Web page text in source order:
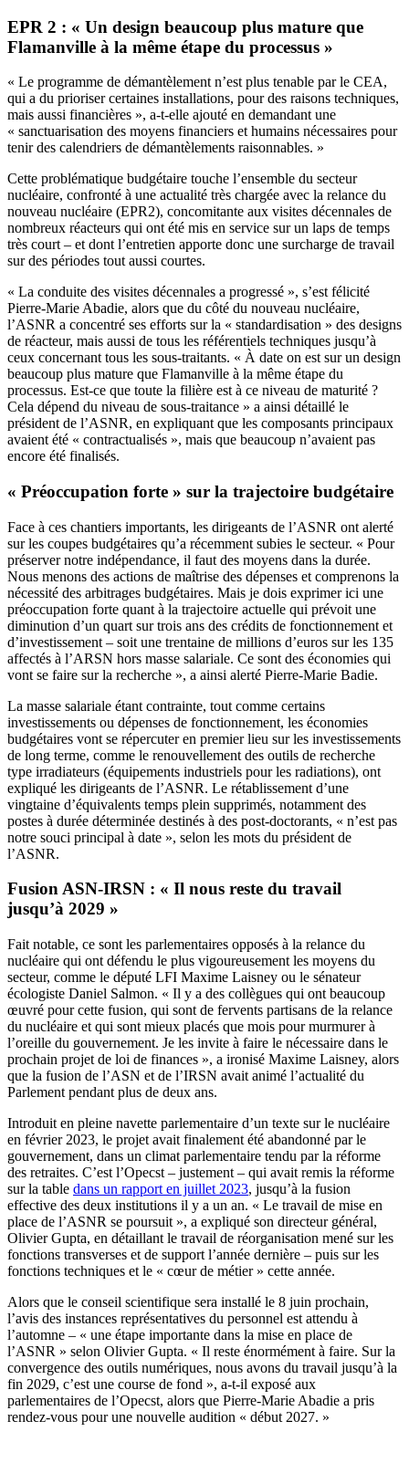
EPR 2 : « Un design beaucoup plus mature que
Flamanville à la même étape du processus »
« Le programme de démantèlement n’est plus tenable par le CEA,
qui a du prioriser certaines installations, pour des raisons techniques,
mais aussi financières », a-t-elle ajouté en demandant une
« sanctuarisation des moyens financiers et humains nécessaires pour
tenir des calendriers de démantèlements raisonnables. »
Cette problématique budgétaire touche l’ensemble du secteur
nucléaire, confronté à une actualité très chargée avec la relance du
nouveau nucléaire (EPR2), concomitante aux visites décennales de
nombreux réacteurs qui ont été mis en service sur un laps de temps
très court – et dont l’entretien apporte donc une surcharge de travail
sur des périodes tout aussi courtes.
« La conduite des visites décennales a progressé », s’est félicité
Pierre-Marie Abadie, alors que du côté du nouveau nucléaire,
l’ASNR a concentré ses efforts sur la « standardisation » des designs
de réacteur, mais aussi de tous les référentiels techniques jusqu’à
ceux concernant tous les sous-traitants. « À date on est sur un design
beaucoup plus mature que Flamanville à la même étape du
processus. Est-ce que toute la filière est à ce niveau de maturité ?
Cela dépend du niveau de sous-traitance » a ainsi détaillé le
président de l’ASNR, en expliquant que les composants principaux
avaient été « contractualisés », mais que beaucoup n’avaient pas
encore été finalisés.
« Préoccupation forte » sur la trajectoire budgétaire
Face à ces chantiers importants, les dirigeants de l’ASNR ont alerté
sur les coupes budgétaires qu’a récemment subies le secteur. « Pour
préserver notre indépendance, il faut des moyens dans la durée.
Nous menons des actions de maîtrise des dépenses et comprenons la
nécessité des arbitrages budgétaires. Mais je dois exprimer ici une
préoccupation forte quant à la trajectoire actuelle qui prévoit une
diminution d’un quart sur trois ans des crédits de fonctionnement et
d’investissement – soit une trentaine de millions d’euros sur les 135
affectés à l’ARSN hors masse salariale. Ce sont des économies qui
vont se faire sur la recherche », a ainsi alerté Pierre-Marie Badie.
La masse salariale étant contrainte, tout comme certains
investissements ou dépenses de fonctionnement, les économies
budgétaires vont se répercuter en premier lieu sur les investissements
de long terme, comme le renouvellement des outils de recherche
type irradiateurs (équipements industriels pour les radiations), ont
expliqué les dirigeants de l’ASNR. Le rétablissement d’une
vingtaine d’équivalents temps plein supprimés, notamment des
postes à durée déterminée destinés à des post-doctorants, « n’est pas
notre souci principal à date », selon les mots du président de
l’ASNR.
Fusion ASN-IRSN : « Il nous reste du travail
jusqu’à 2029 »
Fait notable, ce sont les parlementaires opposés à la relance du
nucléaire qui ont défendu le plus vigoureusement les moyens du
secteur, comme le député LFI Maxime Laisney ou le sénateur
écologiste Daniel Salmon. « Il y a des collègues qui ont beaucoup
œuvré pour cette fusion, qui sont de fervents partisans de la relance
du nucléaire et qui sont mieux placés que mois pour murmurer à
l’oreille du gouvernement. Je les invite à faire le nécessaire dans le
prochain projet de loi de finances », a ironisé Maxime Laisney, alors
que la fusion de l’ASN et de l’IRSN avait animé l’actualité du
Parlement pendant plus de deux ans.
Introduit en pleine navette parlementaire d’un texte sur le nucléaire
en février 2023, le projet avait finalement été abandonné par le
gouvernement, dans un climat parlementaire tendu par la réforme
des retraites. C’est l’Opecst – justement – qui avait remis la réforme
sur la table dans un rapport en juillet 2023, jusqu’à la fusion
effective des deux institutions il y a un an. « Le travail de mise en
place de l’ASNR se poursuit », a expliqué son directeur général,
Olivier Gupta, en détaillant le travail de réorganisation mené sur les
fonctions transverses et de support l’année dernière – puis sur les
fonctions techniques et le « cœur de métier » cette année.
Alors que le conseil scientifique sera installé le 8 juin prochain,
l’avis des instances représentatives du personnel est attendu à
l’automne – « une étape importante dans la mise en place de
l’ASNR » selon Olivier Gupta. « Il reste énormément à faire. Sur la
convergence des outils numériques, nous avons du travail jusqu’à la
fin 2029, c’est une course de fond », a-t-il exposé aux
parlementaires de l’Opecst, alors que Pierre-Marie Abadie a pris
rendez-vous pour une nouvelle audition « début 2027. »